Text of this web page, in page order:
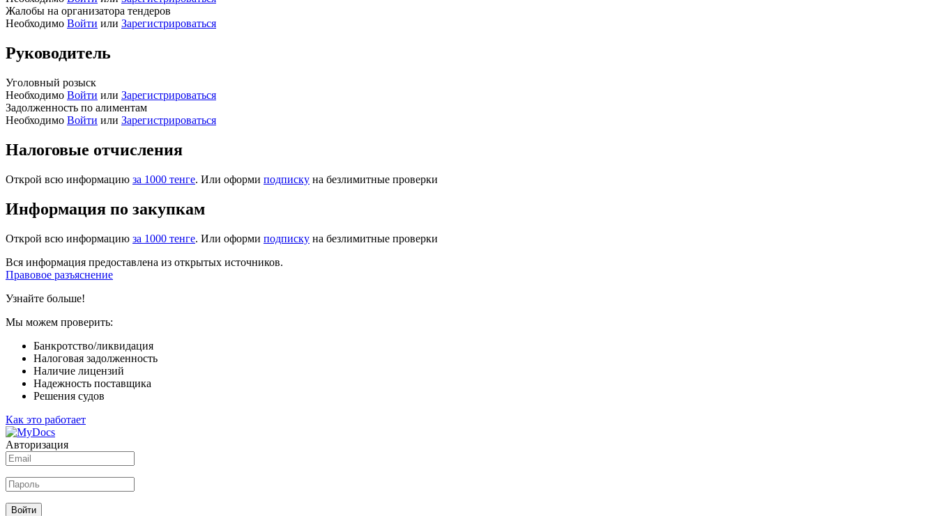
Жалобы на организатора тендеров
Необходимо Войти или Зарегистрироваться
Руководитель
Уголовный розыск
Необходимо Войти или Зарегистрироваться
Задолженность по алиментам
Необходимо Войти или Зарегистрироваться
Налоговые отчисления
Открой всю информацию за 1000 тенге. Или оформи подписку на безлимитные проверки
Информация по закупкам
Открой всю информацию за 1000 тенге. Или оформи подписку на безлимитные проверки
Вся информация предоставлена из открытых источников.
Правовое разъяснение
Узнайте больше!
Мы можем проверить:
Банкротство/ликвидация
Налоговая задолженность
Наличие лицензий
Надежность поставщика
Решения судов
Как это работает
Авторизация
Войти